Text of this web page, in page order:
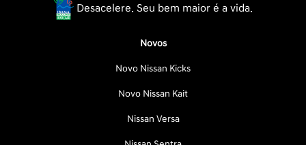
Desacelere. Seu bem maior é a vida.
Novos
Novo Nissan Kicks
Novo Nissan Kait
Nissan Versa